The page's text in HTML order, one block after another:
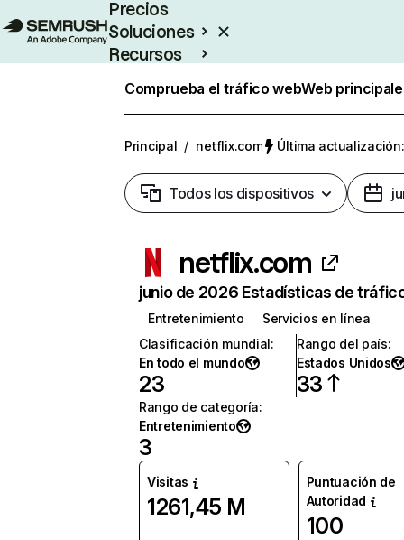
Precios
Soluciones
Recursos
Comprueba el tráfico webWeb
Principal / netflix.com Última
Todos los dispositivos
netflix.com
junio de 2026 Estadísticas de
Entretenimiento
Servicios en línea
Clasificación mundial:
En todo el mundo
23
Rango del país:
Estados Unidos
33
Rango de categoría:
Entretenimiento
3
Visitas
1261,45 M
Puntuación de
Autoridad
100